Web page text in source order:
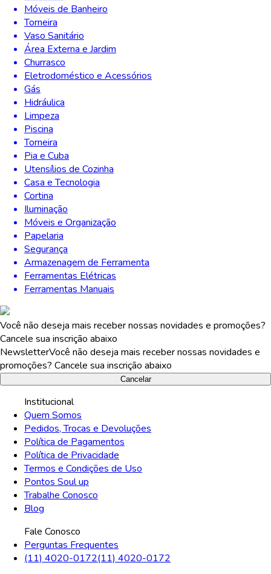
Móveis de Banheiro
Torneira
Vaso Sanitário
Área Externa e Jardim
Churrasco
Eletrodoméstico e Acessórios
Gás
Hidráulica
Limpeza
Piscina
Torneira
Pia e Cuba
Utensílios de Cozinha
Casa e Tecnologia
Cortina
Iluminação
Móveis e Organização
Papelaria
Segurança
Armazenagem de Ferramenta
Ferramentas Elétricas
Ferramentas Manuais
Você não deseja mais receber nossas novidades e promoções?
Cancele sua inscrição abaixo
NewsletterVocê não deseja mais receber nossas novidades e
promoções? Cancele sua inscrição abaixo
Cancelar
Institucional
Quem Somos
Pedidos, Trocas e Devoluções
Política de Pagamentos
Política de Privacidade
Termos e Condições de Uso
Pontos Soul up
Trabalhe Conosco
Blog
Fale Conosco
Perguntas Frequentes
(11) 4020-0172(11) 4020-0172